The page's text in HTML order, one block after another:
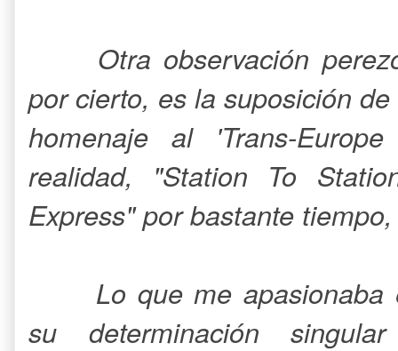
Otra observación
por cierto, es la suposición
homenaje al 'Trans-
realidad, "Station To
Express" por bastante
Lo que me
su determinación